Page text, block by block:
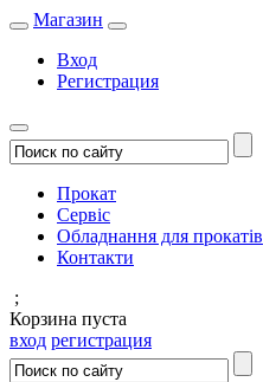
Магазин
Вход
Регистрация
Прокат
Сервіс
Обладнання для прокатів
Контакти
;
Корзина пуста
вход регистрация